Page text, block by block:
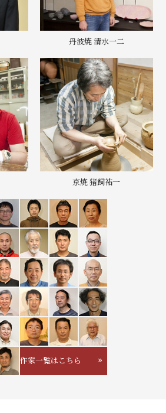
丹波焼 清水一二
京焼 猪飼祐一
作家一覧はこちら